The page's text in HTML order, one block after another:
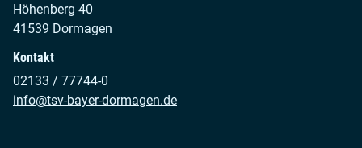
Höhenberg 40
41539 Dormagen
Kontakt
02133 / 77744-0
info@tsv-bayer-dormagen.de